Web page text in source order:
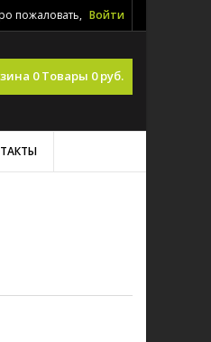
пожаловать, Войти
0 Товары 0 руб.